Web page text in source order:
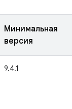
Минимальная
версия
9.4.1